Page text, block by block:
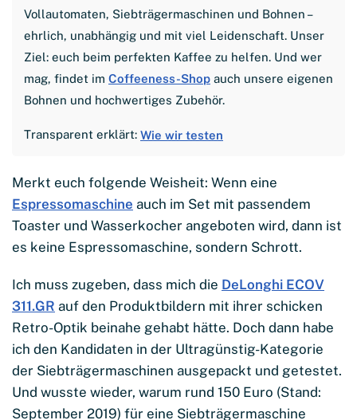
Vollautomaten, Siebträgermaschinen und Bohnen –
ehrlich, unabhängig und mit viel Leidenschaft. Unser
Ziel: euch beim perfekten Kaffee zu helfen. Und wer
mag, findet im Coffeeness-Shop auch unsere eigenen
Bohnen und hochwertiges Zubehör.
Transparent erklärt: Wie wir testen
Merkt euch folgende Weisheit: Wenn eine
Espressomaschine auch im Set mit passendem
Toaster und Wasserkocher angeboten wird, dann ist
es keine Espressomaschine, sondern Schrott.
Ich muss zugeben, dass mich die DeLonghi ECOV
311.GR auf den Produktbildern mit ihrer schicken
Retro-Optik beinahe gehabt hätte. Doch dann habe
ich den Kandidaten in der Ultragünstig-Kategorie
der Siebträgermaschinen ausgepackt und getestet.
Und wusste wieder, warum rund 150 Euro (Stand:
September 2019) für eine Siebträgermaschine